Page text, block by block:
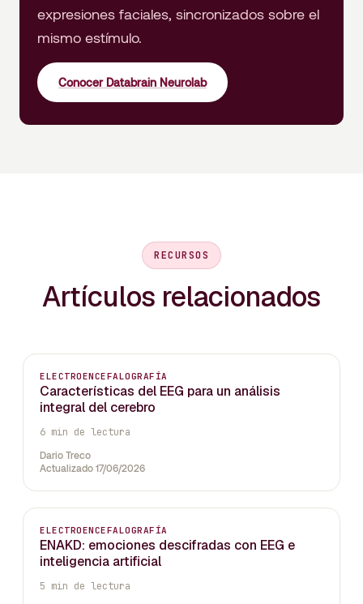
expresiones faciales, sincronizados sobre el
mismo estímulo.
Conocer Databrain Neurolab
RECURSOS
Artículos relacionados
ELECTROENCEFALOGRAFÍA
Características del EEG para un análisis
integral del cerebro
6 min de lectura
Dario Treco
Actualizado 17/06/2026
ELECTROENCEFALOGRAFÍA
ENAKD: emociones descifradas con EEG e
inteligencia artificial
5 min de lectura